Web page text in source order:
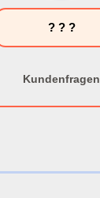
? ? ?
Kundenfragen